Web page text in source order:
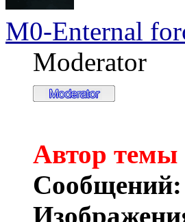
M0-Enternal
Moderator
Автор темы
Сообщений: